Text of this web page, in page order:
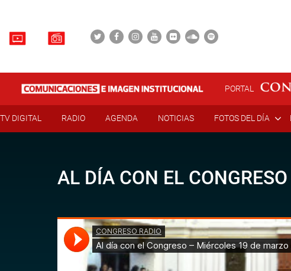
PORTAL
TV DIGITAL RADIO AGENDA NOTICIAS FOTOS DEL DÍA
AL DÍA CON EL